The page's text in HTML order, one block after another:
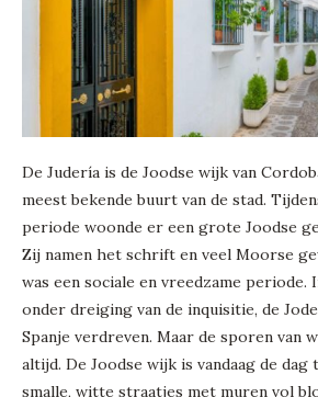
De Judería is de Joodse wijk van
meest bekende buurt van de stad.
periode woonde er een grote Joodse
Zij namen het schrift en veel Moorse
was een sociale en vreedzame periode.
onder dreiging van de inquisitie, de
Spanje verdreven. Maar de sporen van
altijd. De Joodse wijk is vandaag de dag
smalle, witte straatjes met muren vol